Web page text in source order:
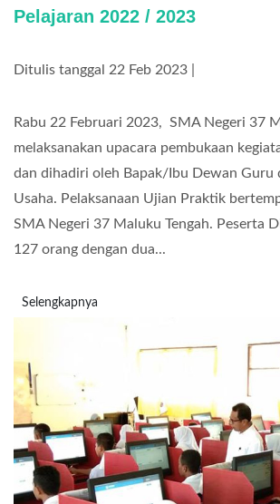
Pelajaran 2022 / 2023
Ditulis tanggal 22 Feb 2023 |
Rabu 22 Februari 2023, SMA Negeri 37
melaksanakan upacara pembukaan
dan dihadiri oleh Bapak/Ibu Dewan Guru
Usaha. Pelaksanaan Ujian Praktik
SMA Negeri 37 Maluku Tengah. Peserta
127 orang dengan dua...
Selengkapnya